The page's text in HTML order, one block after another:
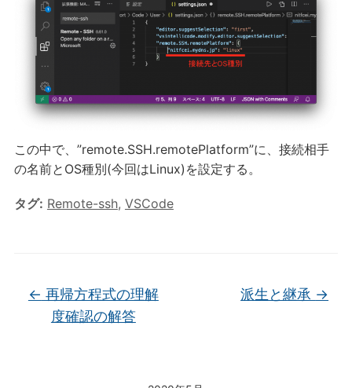
この中で、”remote.SSH.remotePlatform”に、接続相手
の名前とOS種別(今回はLinux)を設定する。
タグ: Remote-ssh, VSCode
← 再帰方程式の理解
度確認の解答
派生と継承 →